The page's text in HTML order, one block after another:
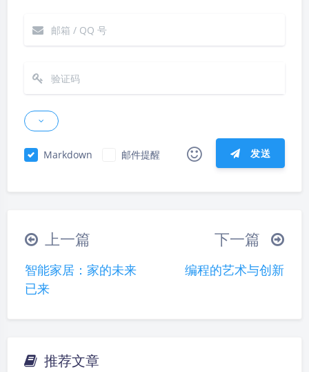
夜间模式
Markdown 邮件提醒 发送
|´・ω・)ノ ヾ(≧∇≦*)ゝ
(☆ω☆)
∠( ᐛ 」∠)＿
୧(๑•̀⌄•́๑)૭
(ノ°ο°)ノ
(´இ皿இ｀)
(╯°A°)╯︵○○○
φ(￣∇￣o)
Σ(っ °Д °;)っ
上一篇
智能家居：家的未来
已来
下一篇
编程的艺术与创新
推荐文章